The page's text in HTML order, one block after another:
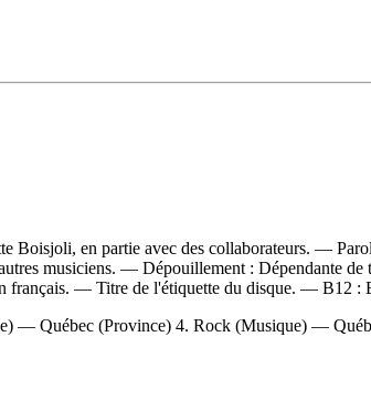
en partie avec des collaborateurs. —
musiciens. — Dépouillement : Dépendante de
français. — Titre de l'étiquette du disque. — B12 :
— Québec (Province) 4. Rock (Musique) —